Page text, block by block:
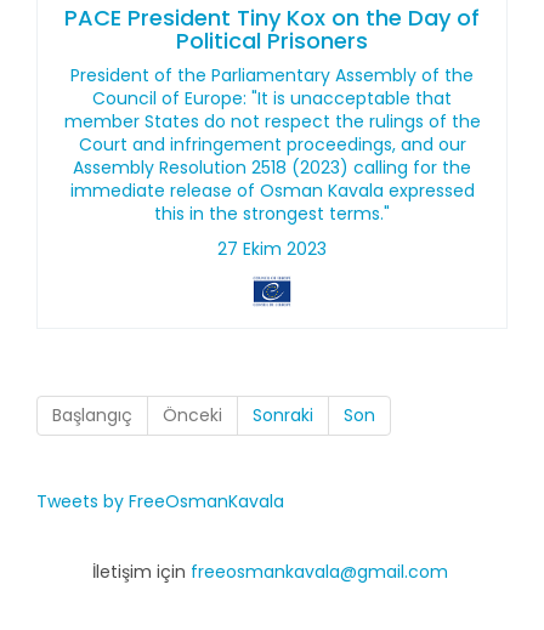
PACE President Tiny Kox on the Day of
Political Prisoners
President of the Parliamentary Assembly of the
Council of Europe: "It is unacceptable that
member States do not respect the rulings of the
Court and infringement proceedings, and our
Assembly Resolution 2518 (2023) calling for the
immediate release of Osman Kavala expressed
this in the strongest terms."
27 Ekim 2023
Başlangıç Önceki Sonraki Son
Tweets by FreeOsmanKavala
İletişim için freeosmankavala@gmail.com